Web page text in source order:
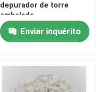
depurador de torre
embalado
Enviar inquérito